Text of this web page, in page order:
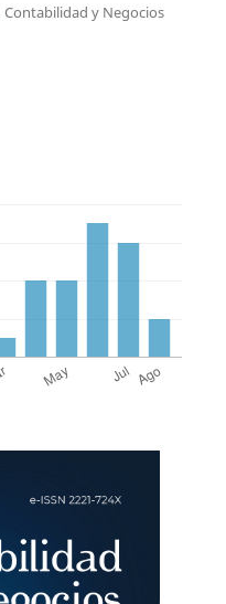
Contabilidad y Negocios